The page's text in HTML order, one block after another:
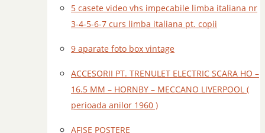
5 casete video vhs impecabile limba italiana nr
3-4-5-6-7 curs limba italiana pt. copii
9 aparate foto box vintage
ACCESORII PT. TRENULET ELECTRIC SCARA HO –
16.5 MM – HORNBY – MECCANO LIVERPOOL (
perioada anilor 1960 )
AFISE POSTERE